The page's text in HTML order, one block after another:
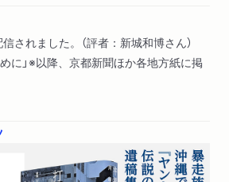
されました。（評者：新城和博さん）
めに」※以降、京都新聞ほか各地方紙に掲
。（評者：秋山訓子さん）「「仲